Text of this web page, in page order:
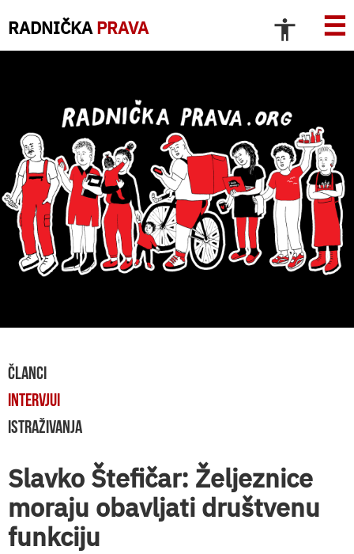
RADNIČKA PRAVA ☰
ČLANCI
INTERVJUI
ISTRAŽIVANJA
Slavko Štefičar: Željeznice
moraju obavljati društvenu
funkciju